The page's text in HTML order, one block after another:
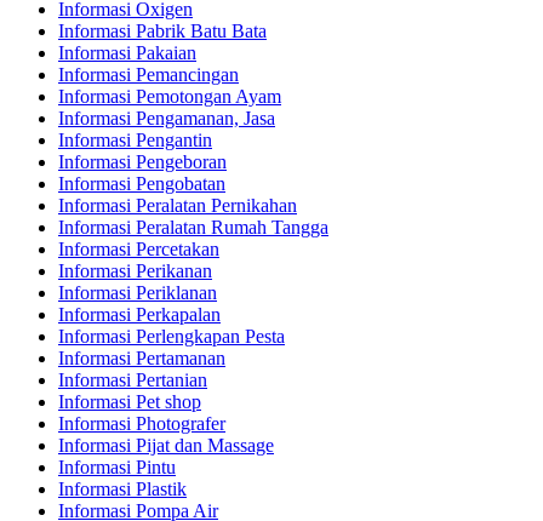
Informasi Oxigen
Informasi Pabrik Batu Bata
Informasi Pakaian
Informasi Pemancingan
Informasi Pemotongan Ayam
Informasi Pengamanan, Jasa
Informasi Pengantin
Informasi Pengeboran
Informasi Pengobatan
Informasi Peralatan Pernikahan
Informasi Peralatan Rumah Tangga
Informasi Percetakan
Informasi Perikanan
Informasi Periklanan
Informasi Perkapalan
Informasi Perlengkapan Pesta
Informasi Pertamanan
Informasi Pertanian
Informasi Pet shop
Informasi Photografer
Informasi Pijat dan Massage
Informasi Pintu
Informasi Plastik
Informasi Pompa Air